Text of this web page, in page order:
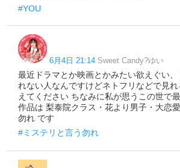
#YOU
6月4日 21:14 Sweet Candy?ゆい
最近ドラマとか映画とかみたい欲えぐい
れない人なんですけどネトフリなどで見
えてください ちなみに私が思うこの世で
作品は 梨泰院クラス・花より男子・大恋
勿れ です
#ミステリと言う勿れ